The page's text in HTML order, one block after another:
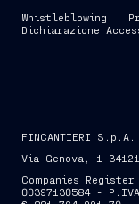
Whistleblowing
Dichiarazione
FINCANTIERI S.p.A.
Via Genova, 1
Companies
00397130584 -